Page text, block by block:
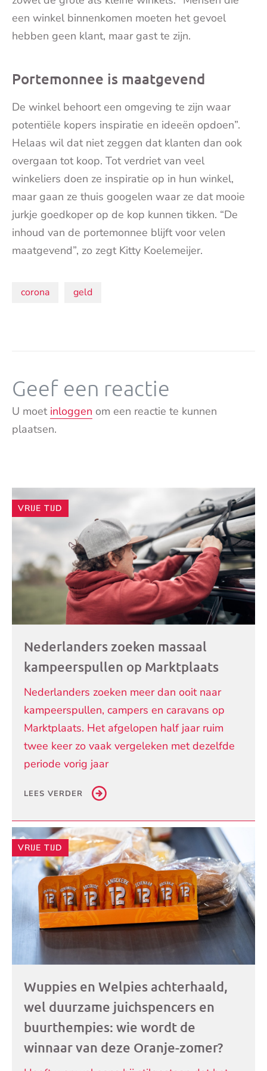
een winkel binnenkomen moeten het gevoel
hebben geen klant, maar gast te zijn.
Portemonnee is maatgevend
De winkel behoort een omgeving te zijn waar
potentiële kopers inspiratie en ideeën opdoen”.
Helaas wil dat niet zeggen dat klanten dan ook
overgaan tot koop. Tot verdriet van veel
winkeliers doen ze inspiratie op in hun winkel,
maar gaan ze thuis googelen waar ze dat mooie
jurkje goedkoper op de kop kunnen tikken. “De
inhoud van de portemonnee blijft voor velen
maatgevend”, zo zegt Kitty Koelemeijer.
Onderwerpen:
corona geld
Geef een reactie
U moet inloggen om een reactie te kunnen
plaatsen.
Andere
artikelen
VRIJE TIJD
Nederlanders zoeken massaal
kampeerspullen op Marktplaats
Nederlanders zoeken meer dan ooit naar
kampeerspullen, campers en caravans op
Marktplaats. Het afgelopen half jaar ruim
twee keer zo vaak vergeleken met dezelfde
periode vorig jaar
LEES VERDER
VRIJE TIJD
Wuppies en Welpies achterhaald,
wel duurzame juichspencers en
buurthempies: wie wordt de
winnaar van deze Oranje-zomer?